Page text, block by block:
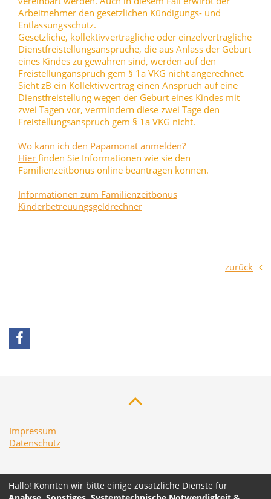
Arbeitnehmer den gesetzlichen Kündigungs- und
Entlassungsschutz.
Gesetzliche, kollektivvertragliche oder einzelvertragliche
Dienstfreistellungsansprüche, die aus Anlass der Geburt
eines Kindes zu gewähren sind, werden auf den
Freistellunganspruch gem § 1a VKG nicht angerechnet.
Sieht zB ein Kollektivvertrag einen Anspruch auf eine
Dienstfreistellung wegen der Geburt eines Kindes mit
zwei Tagen vor, vermindern diese zwei Tage den
Freistellungsanspruch gem § 1a VKG nicht.
Wo kann ich den Papamonat anmelden?
Hier finden Sie Informationen wie sie den
Familienzeitbonus online beantragen können.
Informationen zum Familienzeitbonus
Kinderbetreuungsgeldrechner
zurück
Impressum
Datenschutz
Hallo! Könnten wir bitte einige zusätzliche Dienste für